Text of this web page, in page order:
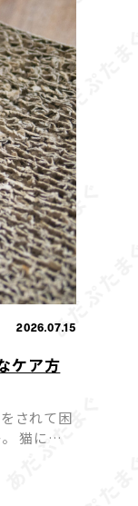
2026.07.15
ケア方
されて困
猫にと